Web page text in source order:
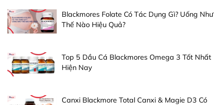
Blackmores Folate Có Tác Dụng Gì? Uống Như
Thế Nào Hiệu Quả?
Top 5 Dầu Cá Blackmores Omega 3 Tốt Nhất
Hiện Nay
Canxi Blackmore Total Canxi & Magie D3 Có